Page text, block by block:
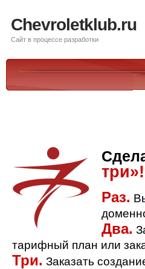
Chevroletklub.ru
Сайт в процессе разработки
три»!
Раз.
Два.
тарифный план или
Три. Заказать